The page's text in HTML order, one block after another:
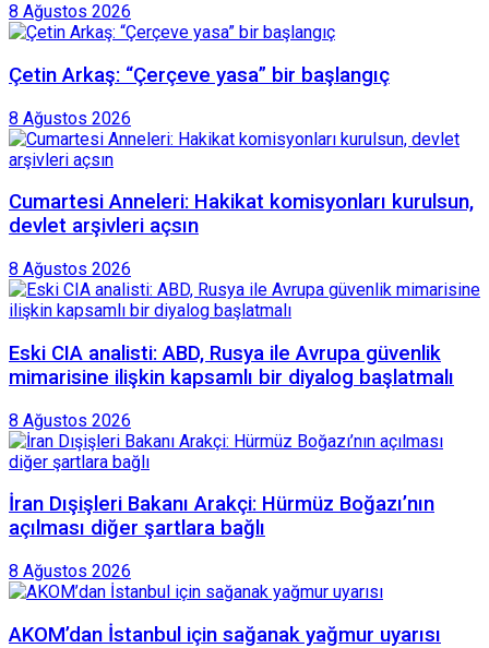
8 Ağustos 2026
Çetin Arkaş: “Çerçeve yasa” bir başlangıç
8 Ağustos 2026
Cumartesi Anneleri: Hakikat komisyonları kurulsun,
devlet arşivleri açsın
8 Ağustos 2026
Eski CIA analisti: ABD, Rusya ile Avrupa güvenlik
mimarisine ilişkin kapsamlı bir diyalog başlatmalı
8 Ağustos 2026
İran Dışişleri Bakanı Arakçi: Hürmüz Boğazı’nın
açılması diğer şartlara bağlı
8 Ağustos 2026
AKOM’dan İstanbul için sağanak yağmur uyarısı